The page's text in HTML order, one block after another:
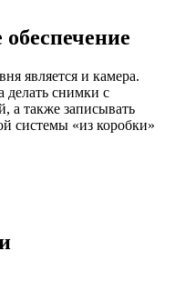
является и камера.
делать снимки с
а также записывать
системы «из коробки»